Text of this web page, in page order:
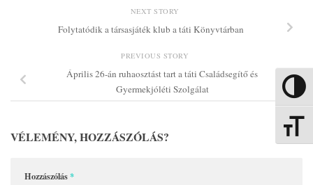
Nagy
NEXT STORY
Folytatódik a társasjáték klub a táti Könyvtárban
PREVIOUS STORY
Április 26-án ruhaosztást tart a táti Családsegítő és
Gyermekjóléti Szolgálat
VÉLEMÉNY, HOZZÁSZÓLÁS?
Hozzászólás*